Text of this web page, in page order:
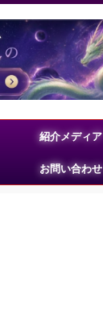
紹介メディア
お問い合わせ